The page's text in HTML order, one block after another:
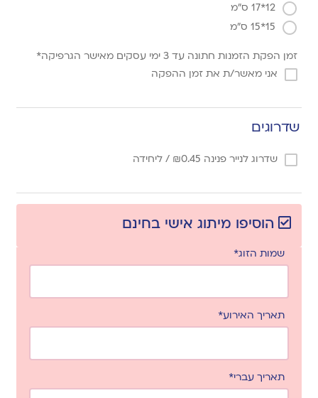
12*17 ס"מ
15*15 ס"מ
זמן הפקת הזמנות חתונה עד 3 ימי עסקים מאישר הגרפיקה*
אני מאשר/ת את זמן ההפקה
שדרוגים
שדרוג לנייר פנינה ₪0.45 / ליחידה
הוסיפו מיתוג אישי בחינם
שמות הזוג*
תאריך האירוע*
תאריך עברי*